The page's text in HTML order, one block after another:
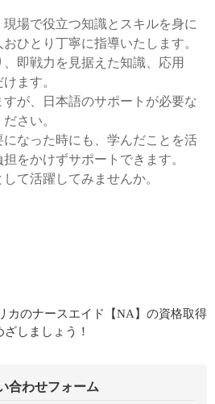
場で役立つ知識とスキルを身に
ひとり丁寧に指導いたします。
即戦力を見据えた知識、応用
ます。
が、日本語のサポートが必要な
さい。
なった時にも、学んだことを活
をかけずサポートできます。
て活躍してみませんか。
合わせフォーム